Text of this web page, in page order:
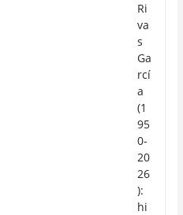
Ri
va
s
Ga
rcí
a
(1
95
0-
20
26
):
hi